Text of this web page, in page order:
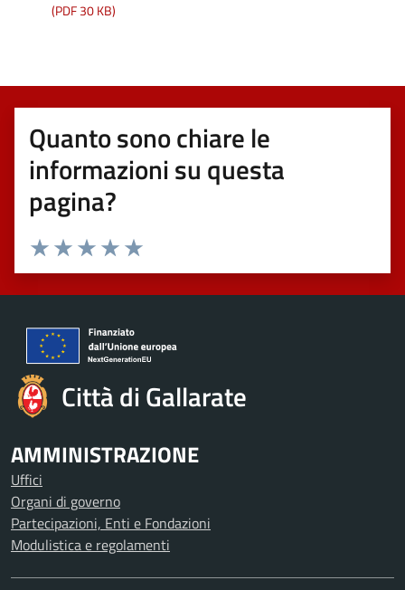
(PDF 30 KB)
Quanto sono chiare le
informazioni su questa
pagina?
Valuta 5 stelle su 5
Valuta 4 stelle su 5
Valuta 3 stelle su 5
Valuta 2 stelle su 5
Valuta 1 stelle su 5
Città di Gallarate
AMMINISTRAZIONE
Uffici
Organi di governo
Partecipazioni, Enti e Fondazioni
Modulistica e regolamenti